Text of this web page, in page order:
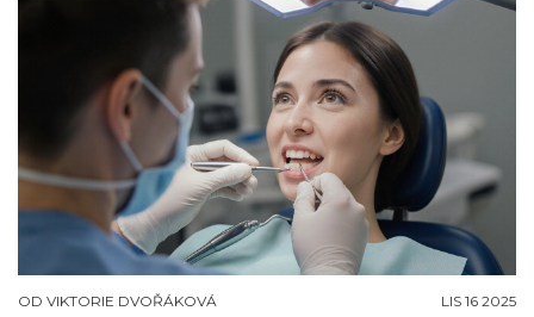
OD VIKTORIE DVOŘÁKOVÁ LIS 16 2025